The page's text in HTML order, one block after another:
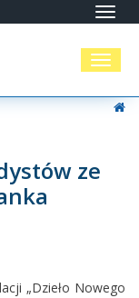
ze
„Dzieło Nowego